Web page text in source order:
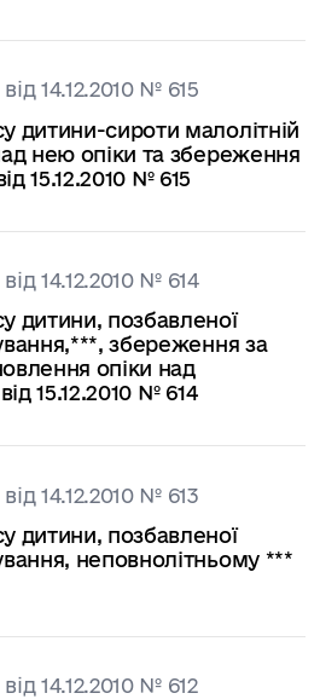
14.12.2010 № 615
дитини-сироти малолітній
нею опіки та збереження
15.12.2010 № 615
14.12.2010 № 614
дитини, позбавленої
збереження за
опіки над
15.12.2010 № 614
14.12.2010 № 613
дитини, позбавленої
неповнолітньому ***
14.12.2010 № 612